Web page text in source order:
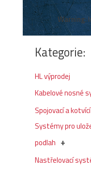
Kategorie:
HL výprodej
Kabelové nosné
Spojovací a
Systémy pro
podlah
Nastřelovací
Warning: